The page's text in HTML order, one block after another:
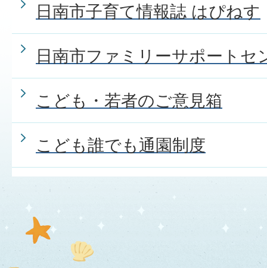
日南市子育て情報誌 はぴねす
日南市ファミリーサポートセ
こども・若者のご意見箱
こども誰でも通園制度